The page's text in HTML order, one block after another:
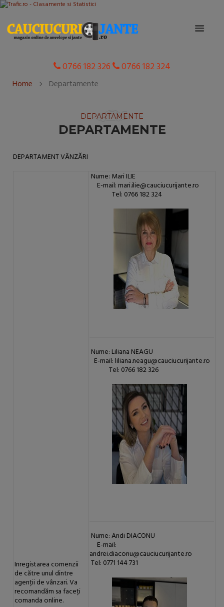
0766 182 326 0766 182 324
Home Departamente
DEPARTAMENTE
DEPARTAMENTE
DEPARTAMENT VÂNZĂRI
Inregistarea comenzii
de către unul dintre
agenții de vânzari. Va
recomandăm sa faceți
comanda online.
Nume: Mari ILIE
E-mail: mari.ilie@cauciucurijante.ro
Tel: 0766 182 324
Nume: Liliana NEAGU
E-mail: liliana.neagu@cauciucurijante.ro
Tel: 0766 182 326
Nume: Andi DIACONU
E-mail:
andrei.diaconu@cauciucurijante.ro
Tel: 0771 144 731